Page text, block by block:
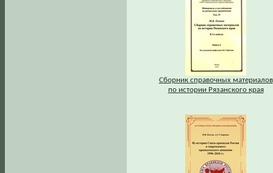
Сборник справочных материалов
по истории Рязанского края